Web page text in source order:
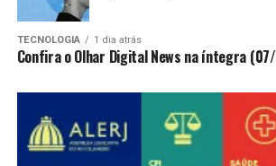
TECNOLOGIA 1 dia atrás
Confira o Olhar Digital News na íntegra